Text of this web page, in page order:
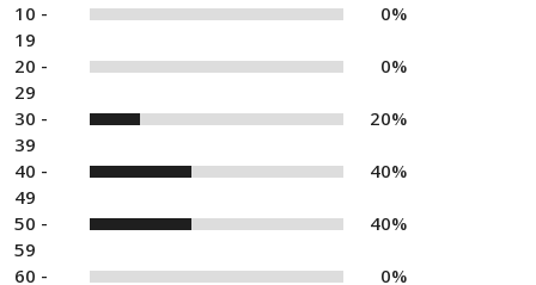
10 -
19
0%
20 -
29
0%
30 -
39
20%
40 -
49
40%
50 -
59
40%
60 - 0%